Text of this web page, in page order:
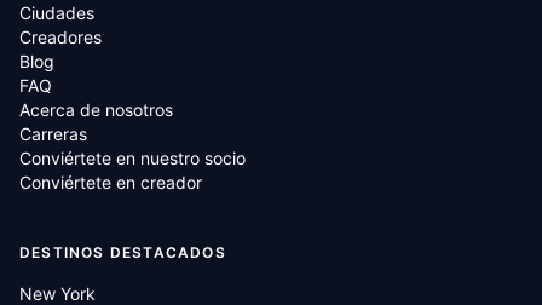
Ciudades
Creadores
Blog
FAQ
Acerca de nosotros
Carreras
Conviértete en nuestro socio
Conviértete en creador
DESTINOS DESTACADOS
New York